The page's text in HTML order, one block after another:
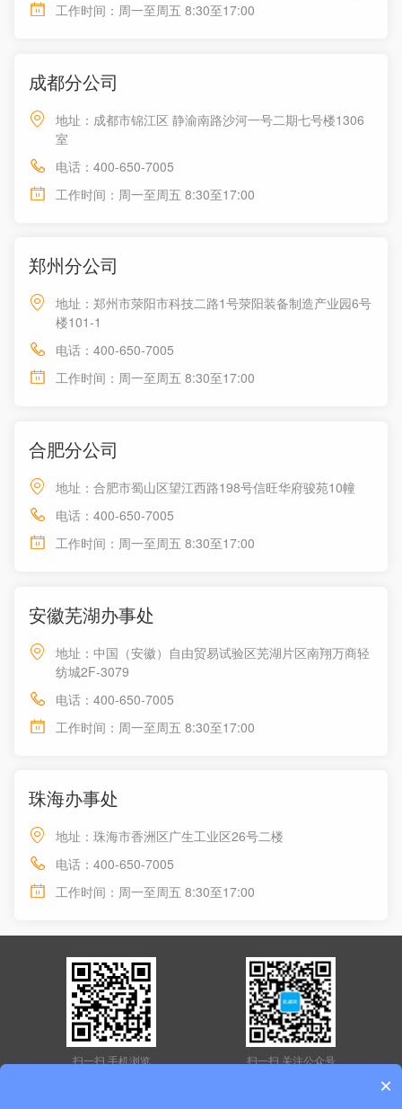
工作时间：周一至周五 8:30至17:00
成都分公司
地址：成都市锦江区 静渝南路沙河一号二期七号楼1306
室
电话：400-650-7005
工作时间：周一至周五 8:30至17:00
郑州分公司
地址：郑州市荥阳市科技二路1号荥阳装备制造产业园6号
楼101-1
电话：400-650-7005
工作时间：周一至周五 8:30至17:00
合肥分公司
地址：合肥市蜀山区望江西路198号信旺华府骏苑10幢
电话：400-650-7005
工作时间：周一至周五 8:30至17:00
安徽芜湖办事处
地址：中国（安徽）自由贸易试验区芜湖片区南翔万商轻
纺城2F-3079
电话：400-650-7005
工作时间：周一至周五 8:30至17:00
珠海办事处
地址：珠海市香洲区广生工业区26号二楼
电话：400-650-7005
工作时间：周一至周五 8:30至17:00
扫一扫 手机浏览 扫一扫 关注公众号
×